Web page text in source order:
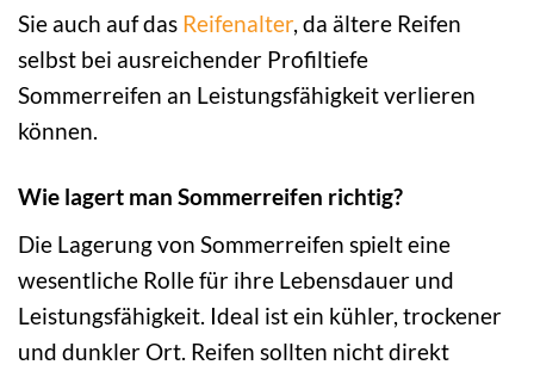
Sie auch auf das Reifenalter, da ältere Reifen
selbst bei ausreichender Profiltiefe
Sommerreifen an Leistungsfähigkeit verlieren
können.
Wie lagert man Sommerreifen richtig?
Die Lagerung von Sommerreifen spielt eine
wesentliche Rolle für ihre Lebensdauer und
Leistungsfähigkeit. Ideal ist ein kühler, trockener
und dunkler Ort. Reifen sollten nicht direkt